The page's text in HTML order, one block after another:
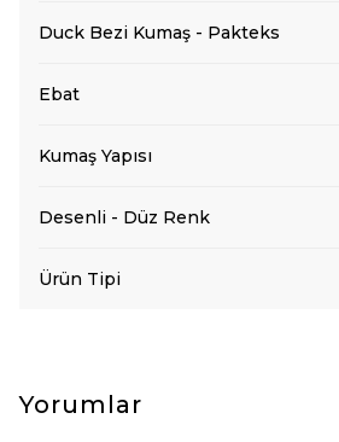
Duck Bezi Kumaş - Pakteks
Ebat
Kumaş Yapısı
Desenli - Düz Renk
Ürün Tipi
Yorumlar